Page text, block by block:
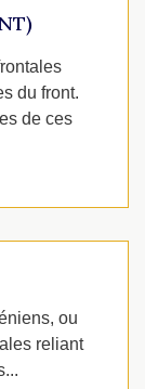
du front.
de ces
ou
reliant